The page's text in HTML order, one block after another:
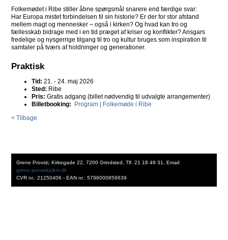
Folkemødet i Ribe stiller åbne spørgsmål snarere end færdige svar:
Har Europa mistet forbindelsen til sin historie? Er der for stor afstand
mellem magt og mennesker – også i kirken? Og hvad kan tro og
fællesskab bidrage med i en tid præget af kriser og konflikter? Ansgars
fredelige og nysgerrige tilgang til tro og kultur bruges som inspiration til
samtaler på tværs af holdninger og generationer.
Praktisk
Tid: 21. - 24. maj 2026
Sted: Ribe
Pris: Gratis adgang (billet nødvendig til udvalgte arrangementer)
Billetbooking:
Program | Folkemøde i Ribe
< Tilbage
Grene Provsti, Kirkegade 22, 7200 Grindsted, Tlf. 21 18 49 31, Email:
grene.provsti(a)km.dk
CVR nr.: 21250406 - EAN nr.: 5798000856639